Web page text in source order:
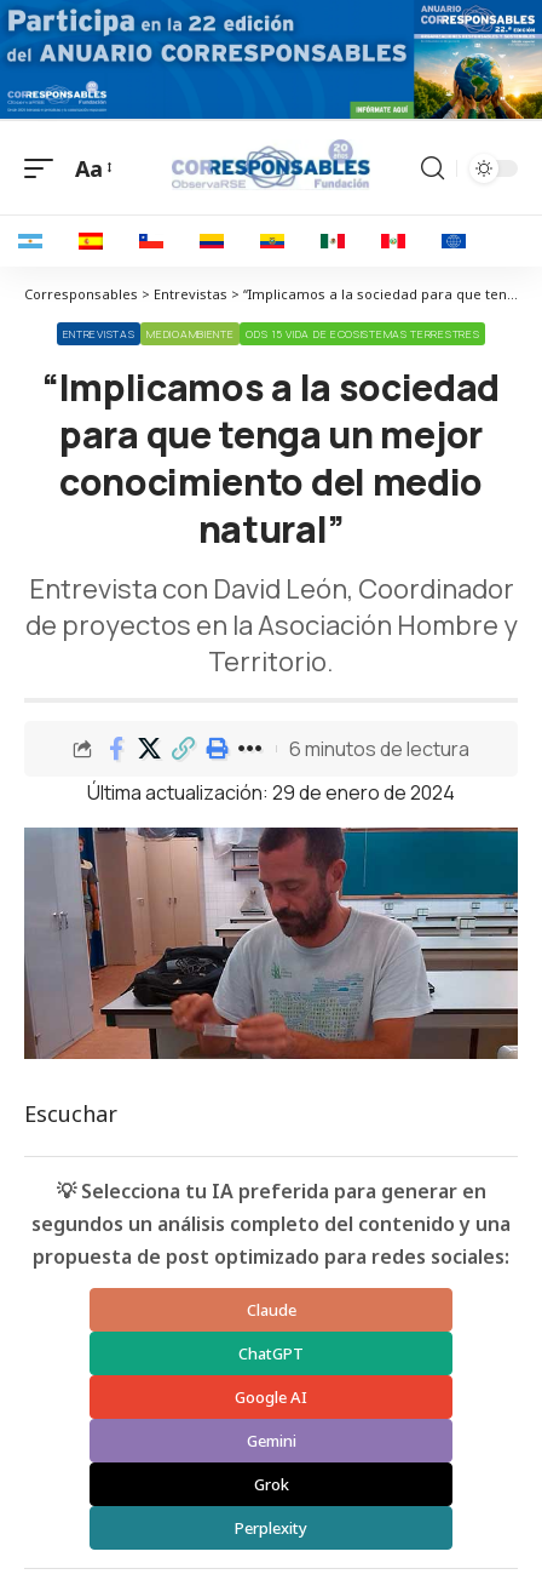
Aa
Corresponsables > Entrevistas > “Implicamos a la sociedad para que tenga un mejor conocimiento del medio natural”
ENTREVISTAS MEDIOAMBIENTE ODS 15 VIDA DE ECOSISTEMAS TERRESTRES
“Implicamos a la sociedad
para que tenga un mejor
conocimiento del medio
natural”
Entrevista con David León, Coordinador
de proyectos en la Asociación Hombre y
Territorio.
Última actualización: 29 de enero de 2024
6 minutos de lectura
Escuchar
💡 Selecciona tu IA preferida para generar en
segundos un análisis completo del contenido y una
propuesta de post optimizado para redes sociales:
Claude
ChatGPT
Google AI
Gemini
Grok
Perplexity